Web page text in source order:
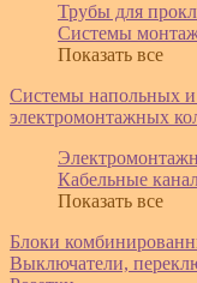
Трубы для
Системы
Показать все
Системы напольных
электромонтажных
Кабельные
Показать все
Блоки
Выключатели,